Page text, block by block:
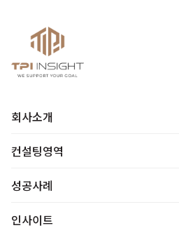
회사소개
컨설팅영역
성공사례
인사이트